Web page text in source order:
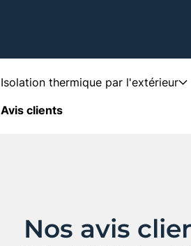
Isolation thermique par l'extérieur
Avis clients
Nos avis